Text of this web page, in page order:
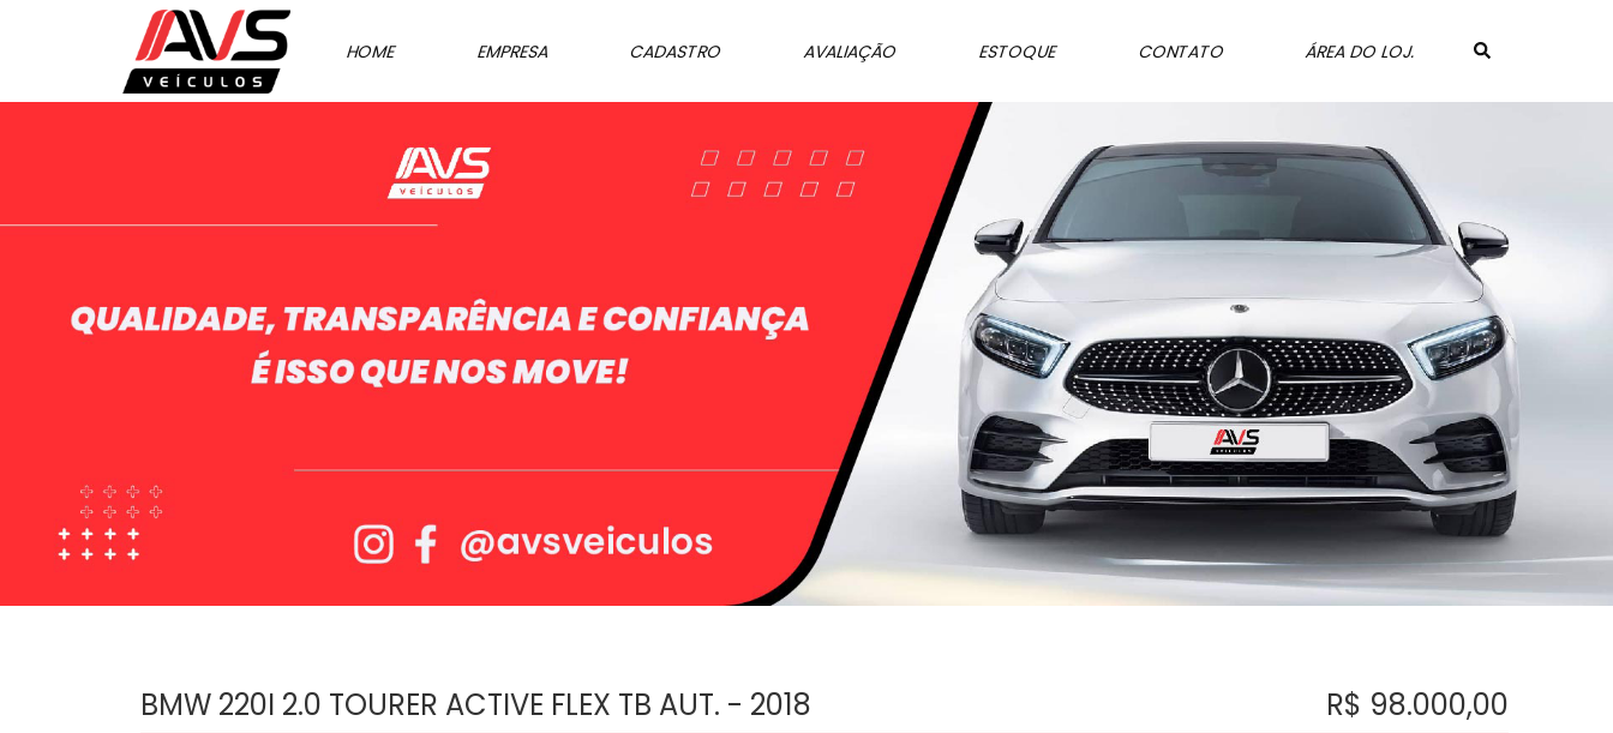
HOME EMPRESA CADASTRO AVALIAÇÃO ESTOQUE CONTATO ÁREA DO LOJ.
BMW 220I 2.0 TOURER ACTIVE FLEX TB AUT. - 2018 R$ 98.000,00